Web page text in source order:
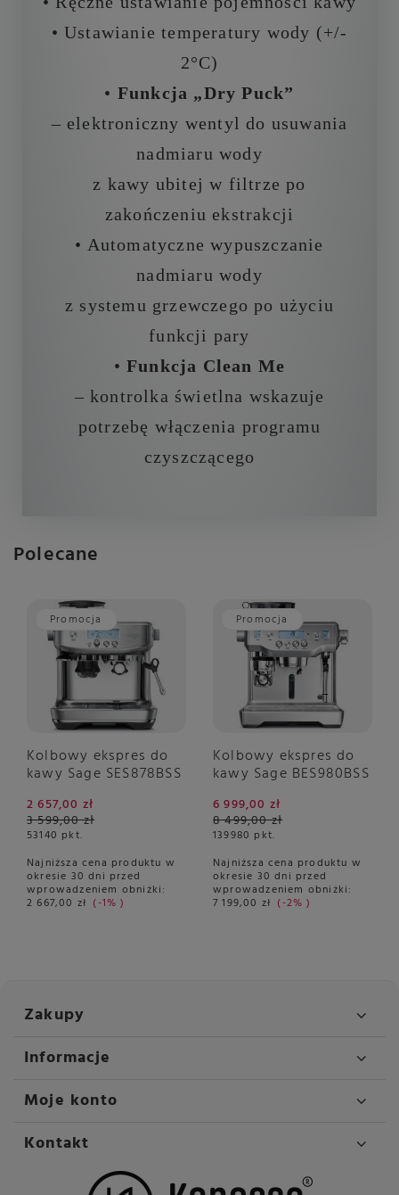
• Ustawianie temperatury wody (+/-
2°C)
• Funkcja „Dry Puck”
– elektroniczny wentyl do usuwania
nadmiaru wody
z kawy ubitej w filtrze po
zakończeniu ekstrakcji
• Automatyczne wypuszczanie
nadmiaru wody
z systemu grzewczego po użyciu
funkcji pary
•Funkcja Clean Me
– kontrolka świetlna wskazuje
potrzebę włączenia programu
czyszczącego
Polecane
Promocja
Kolbowy ekspres do
kawy Sage SES878BSS
2 657,00 zł
53140 pkt.
Najniższa cena produktu w
okresie 30 dni przed
wprowadzeniem obniżki:
2 667,00 zł -1%
3 599,00 zł
Promocja
Kolbowy ekspres do
kawy Sage BES980BSS
6 999,00 zł
139980 pkt.
Najniższa cena produktu w
okresie 30 dni przed
wprowadzeniem obniżki:
7 199,00 zł -2%
8 499,00 zł
Zakupy
Informacje
Moje konto
Kontakt